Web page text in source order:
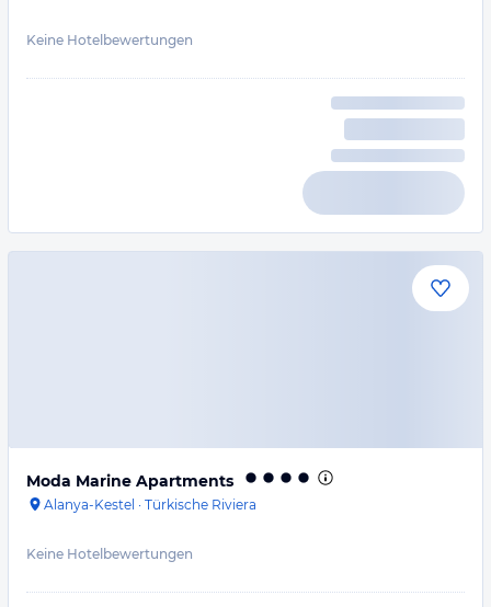
Keine Hotelbewertungen
Moda Marine Apartments
Alanya-Kestel · Türkische Riviera
Keine Hotelbewertungen